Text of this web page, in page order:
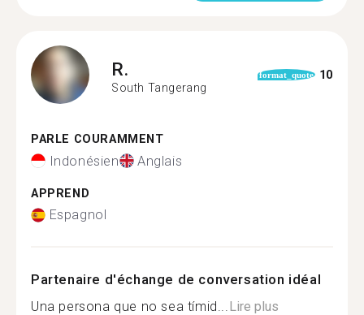
R.
South Tangerang
format_quote 10
PARLE COURAMMENT
Indonésien Anglais
APPREND
Espagnol
Partenaire d'échange de conversation idéal
Una persona que no sea tímid...Lire plus